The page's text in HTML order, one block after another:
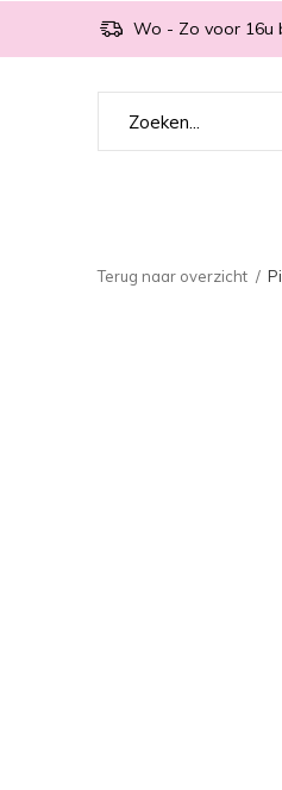
Wo - Zo voor 16u
Terug naar overzicht